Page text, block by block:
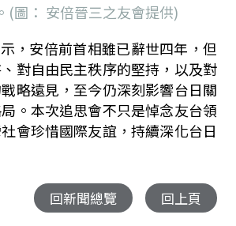
(圖： 安倍晉三之友會提供)
，安倍前首相雖已辭世四年，但
對自由民主秩序的堅持，以及對
略遠見，至今仍深刻影響台日關
。本次追思會不只是悼念友台領
會珍惜國際友誼，持續深化台日
回新聞總覽 回上頁